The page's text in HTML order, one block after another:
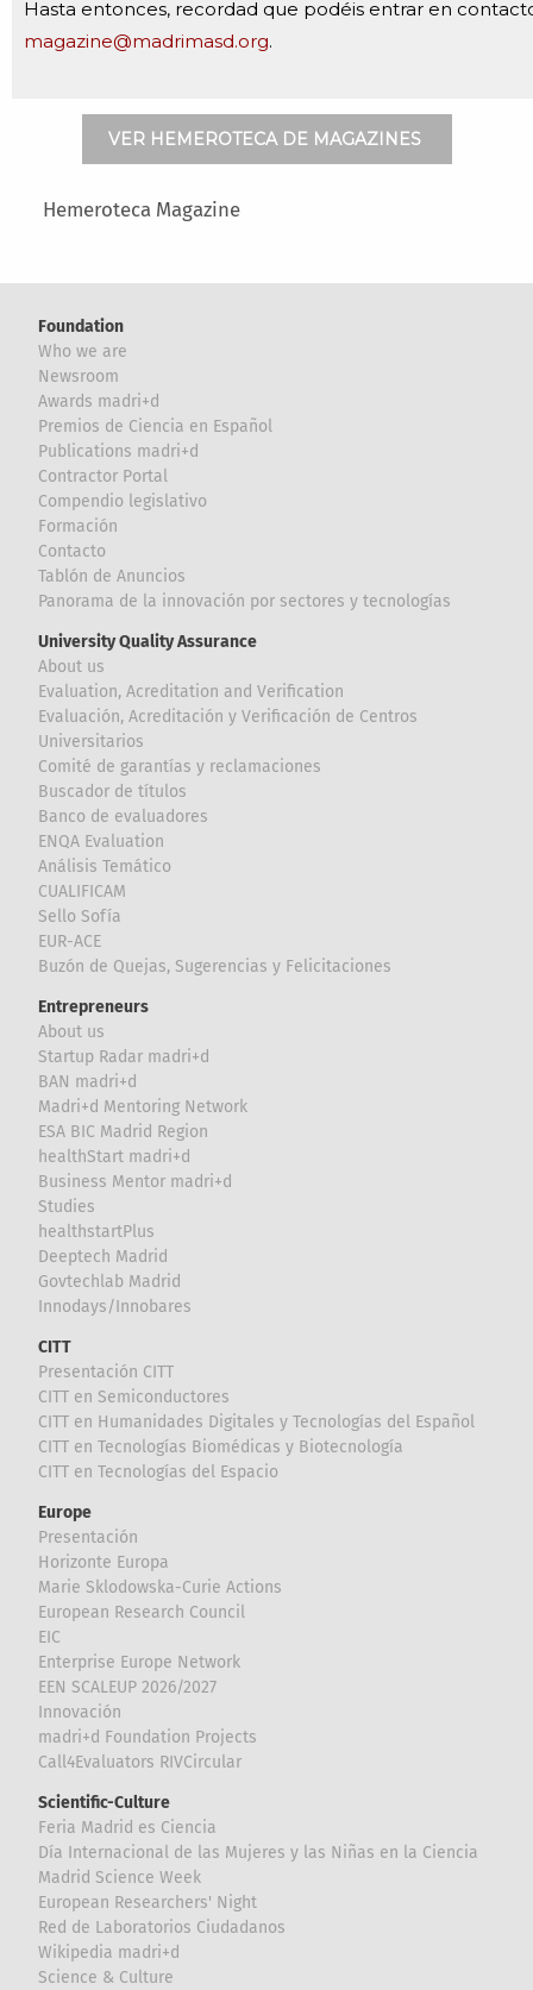
Main menu
Hemeroteca Magazine
Hasta entonces, recordad que podéis entrar en
magazine@madrimasd.org.
VER HEMEROTECA DE MAGAZINES
Foundation
Who we are
Newsroom
Awards madri+d
Premios de Ciencia en Español
Publications madri+d
Contractor Portal
Compendio legislativo
Formación
Contacto
Tablón de Anuncios
Panorama de la innovación por sectores y tecnologías
University Quality Assurance
About us
Evaluation, Acreditation and Verification
Evaluación, Acreditación y Verificación de Centros
Universitarios
Comité de garantías y reclamaciones
Buscador de títulos
Banco de evaluadores
ENQA Evaluation
Análisis Temático
CUALIFICAM
Sello Sofía
EUR-ACE
Buzón de Quejas, Sugerencias y Felicitaciones
Entrepreneurs
About us
Startup Radar madri+d
BAN madri+d
Madri+d Mentoring Network
ESA BIC Madrid Region
healthStart madri+d
Business Mentor madri+d
Studies
healthstartPlus
Deeptech Madrid
Govtechlab Madrid
Innodays/Innobares
CITT
Presentación CITT
CITT en Semiconductores
CITT en Humanidades Digitales y Tecnologías del Español
CITT en Tecnologías Biomédicas y Biotecnología
CITT en Tecnologías del Espacio
Europe
Presentación
Horizonte Europa
Marie Sklodowska-Curie Actions
European Research Council
EIC
Enterprise Europe Network
EEN SCALEUP 2026/2027
Innovación
madri+d Foundation Projects
Call4Evaluators RIVCircular
Scientific-Culture
Feria Madrid es Ciencia
Día Internacional de las Mujeres y las Niñas en la Ciencia
Madrid Science Week
European Researchers' Night
Red de Laboratorios Ciudadanos
Wikipedia madri+d
Science & Culture